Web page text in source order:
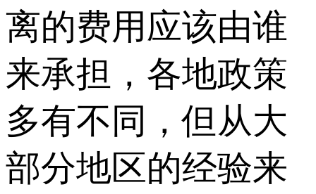
离的费用应该由谁
来承担，各地政策
多有不同，但从大
部分地区的经验来